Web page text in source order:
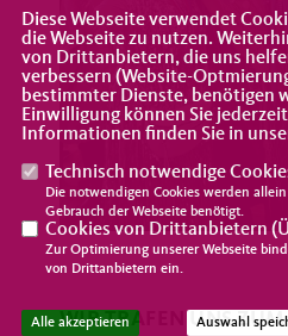
WIR TRAFEN UNS ZUM
Diese Webseite verwendet
die Webseite zu nutzen.
von Drittanbietern, die uns
verbessern (Website-
bestimmter Dienste, benötigen
Einwilligung können Sie
Informationen finden Sie in
Technisch notwendige
Die notwendigen Cookies werden
Gebrauch der Webseite benötigt.
Cookies von Drittanbietern (
Zur Optimierung unserer Webseite
von Drittanbietern ein.
Alle akzeptieren Auswahl